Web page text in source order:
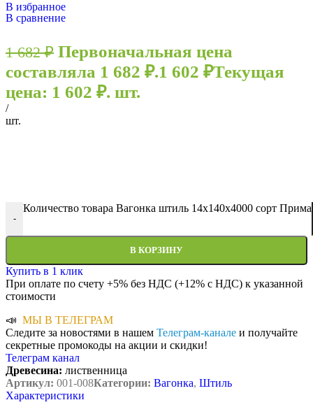
В избранное
В сравнение
1 682₽ Первоначальная цена
составляла 1 682 ₽.1 602 ₽Текущая
цена: 1 602 ₽. шт.
/
шт.
-
Количество товара Вагонка штиль 14х140х4000 сорт Прима
В КОРЗИНУ
Купить в 1 клик
При оплате по счету +5% без НДС (+12% с НДС) к указанной
стоимости
📣 МЫ В ТЕЛЕГРАМ
Следите за новостями в нашем Телеграм-канале и получайте
секретные промокоды на акции и скидки!
Телеграм канал
Древесина: лиственница
Артикул: 001-008Категории: Вагонка, Штиль
Характеристики